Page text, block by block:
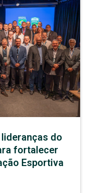
do
fortalecer
Esportiva